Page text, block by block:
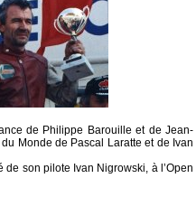
de Philippe Barouille et de Jean-
Monde de Pascal Laratte et de Ivan
son pilote Ivan Nigrowski, à l’Open